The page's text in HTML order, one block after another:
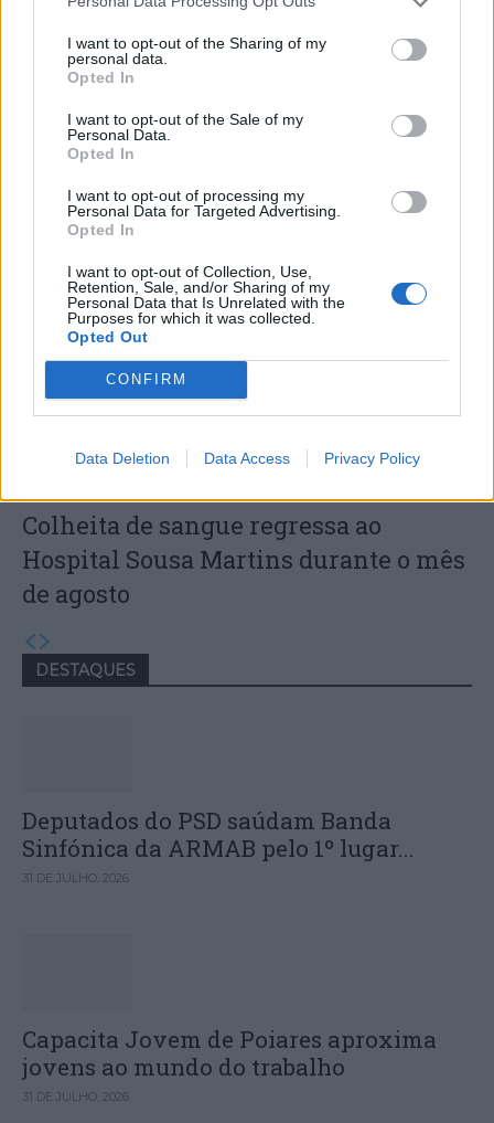
I want to opt-out of the Sharing of my
personal data.
Opted In
I want to opt-out of the Sale of my
Personal Data.
Opted In
I want to opt-out of processing my
Personal Data for Targeted Advertising.
Opted In
I want to opt-out of Collection, Use,
Retention, Sale, and/or Sharing of my
Personal Data that Is Unrelated with the
Purposes for which it was collected.
Opted Out
CONFIRM
Data Deletion Data Access Privacy Policy
Capacita Jovem de Poiares aproxima
jovens ao mundo do trabalho
Colheita de sangue regressa ao
Hospital Sousa Martins durante o mês
de agosto
DESTAQUES
Deputados do PSD saúdam Banda
Sinfónica da ARMAB pelo 1º lugar...
31 DE JULHO, 2026
Capacita Jovem de Poiares aproxima
jovens ao mundo do trabalho
31 DE JULHO, 2026